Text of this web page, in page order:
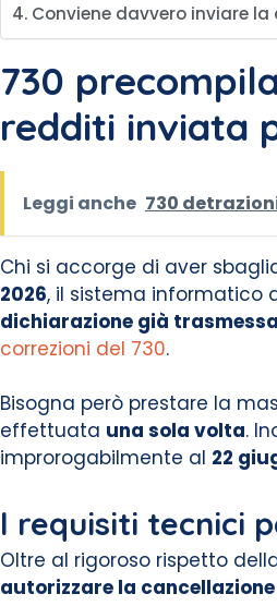
Conviene davvero inviare
730
redditi inviata
Leggi anche 730
Chi si accorge di aver
2026, il sistema informatico
dichiarazione già
correzioni del 730.
Bisogna però prestare la
effettuata una sola volta.
improrogabilmente al 22
I requisiti tecnici
Oltre al rigoroso rispetto
autorizzare la cancellazione